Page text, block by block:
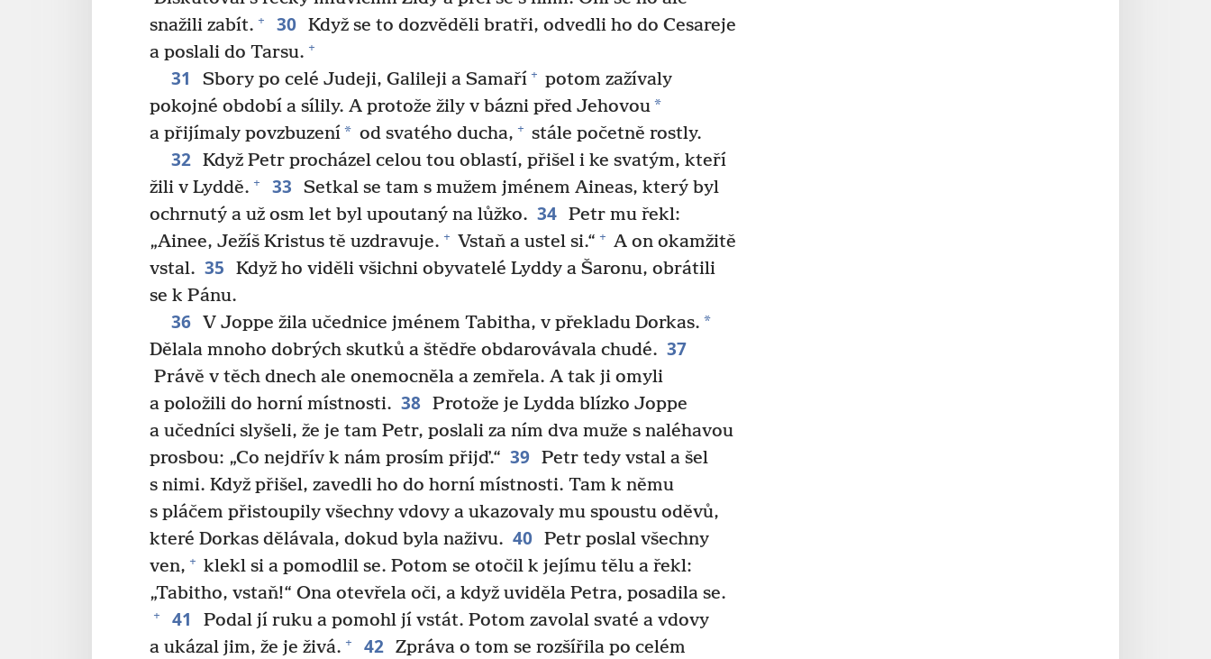
snažili zabít. + 30 Když se to dozvěděli bratři, odvedli ho do Cesareje
a poslali do Tarsu. +
31 Sbory po celé Judeji, Galileji a Samaří + potom zažívaly
pokojné období a sílily. A protože žily v bázni před Jehovou*
a přijímaly povzbuzení* od svatého ducha, + stále početně rostly.
32 Když Petr procházel celou tou oblastí, přišel i ke svatým, kteří
žili v Lyddě. + 33
Setkal se tam s mužem jménem Aineas, který byl
ochrnutý a už osm let byl upoutaný na lůžko. 34 Petr mu řekl:
„Ainee, Ježíš Kristus tě uzdravuje. + Vstaň a ustel si.“ + A on okamžitě
vstal. 35
Když ho viděli všichni obyvatelé Lyddy a Šaronu, obrátili
se k Pánu.
36 V Joppe žila učednice jménem Tabitha, v překladu Dorkas. *
Dělala mnoho dobrých skutků a štědře obdarovávala chudé. 37
Právě v těch dnech ale onemocněla a zemřela. A tak ji omyli
a položili do horní místnosti. 38 Protože je Lydda blízko Joppe
a učedníci slyšeli, že je tam Petr, poslali za ním dva muže s naléhavou
prosbou: „Co nejdřív k nám prosím přijď.“ 39 Petr tedy vstal a šel
s nimi. Když přišel, zavedli ho do horní místnosti. Tam k němu
s pláčem přistoupily všechny vdovy a ukazovaly mu spoustu oděvů,
které Dorkas dělávala, dokud byla naživu. 40 Petr poslal všechny
ven, + klekl si a pomodlil se. Potom se otočil k jejímu tělu a řekl:
„Tabitho, vstaň!“ Ona otevřela oči, a když uviděla Petra, posadila se.
+ 41
Podal jí ruku a pomohl jí vstát. Potom zavolal svaté a vdovy
a ukázal jim, že je živá. + 42 Zpráva o tom se rozšířila po celém